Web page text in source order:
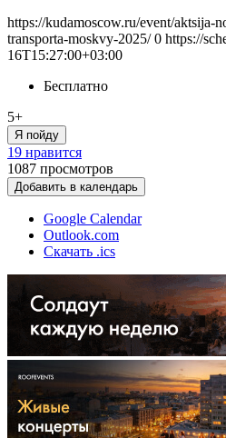
https://kudamoscow.ru/event/aktsija-
transporta-moskvy-2025/ 0 https://
16T15:27:00+03:00
Бесплатно
5+
Я пойду
19 нравится
1087 просмотров
Добавить в календарь
Google Calendar
Outlook.com
Скачать .ics